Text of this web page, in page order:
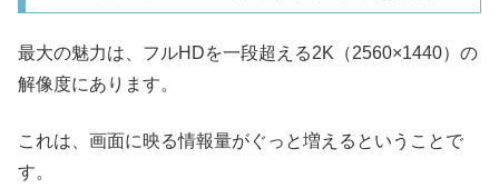
最大の魅力は、フルHDを一段超える2K（2560×1440）の
解像度にあります。
これは、画面に映る情報量がぐっと増えるということで
す。